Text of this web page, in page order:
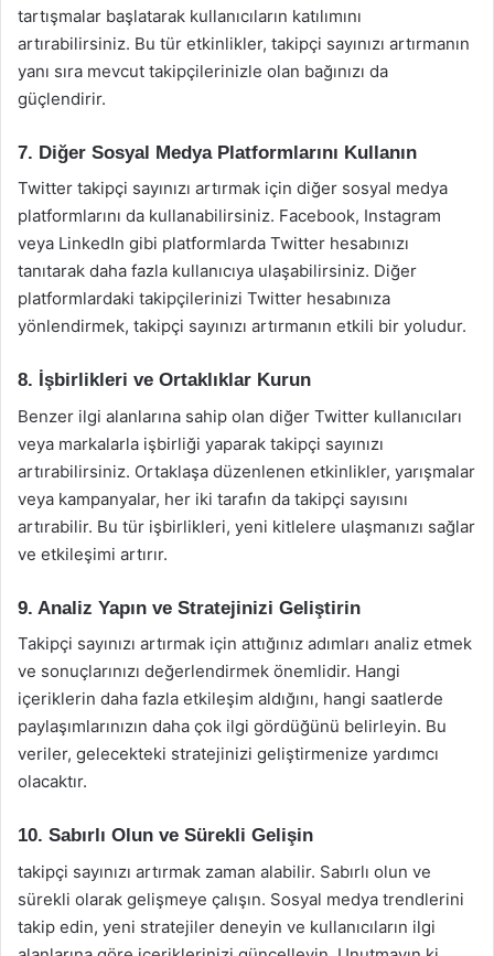
tartışmalar başlatarak kullanıcıların katılımını
artırabilirsiniz. Bu tür etkinlikler, takipçi sayınızı artırmanın
yanı sıra mevcut takipçilerinizle olan bağınızı da
güçlendirir.
7. Diğer Sosyal Medya Platformlarını Kullanın
Twitter takipçi sayınızı artırmak için diğer sosyal medya
platformlarını da kullanabilirsiniz. Facebook, Instagram
veya LinkedIn gibi platformlarda Twitter hesabınızı
tanıtarak daha fazla kullanıcıya ulaşabilirsiniz. Diğer
platformlardaki takipçilerinizi Twitter hesabınıza
yönlendirmek, takipçi sayınızı artırmanın etkili bir yoludur.
8. İşbirlikleri ve Ortaklıklar Kurun
Benzer ilgi alanlarına sahip olan diğer Twitter kullanıcıları
veya markalarla işbirliği yaparak takipçi sayınızı
artırabilirsiniz. Ortaklaşa düzenlenen etkinlikler, yarışmalar
veya kampanyalar, her iki tarafın da takipçi sayısını
artırabilir. Bu tür işbirlikleri, yeni kitlelere ulaşmanızı sağlar
ve etkileşimi artırır.
9. Analiz Yapın ve Stratejinizi Geliştirin
Takipçi sayınızı artırmak için attığınız adımları analiz etmek
ve sonuçlarınızı değerlendirmek önemlidir. Hangi
içeriklerin daha fazla etkileşim aldığını, hangi saatlerde
paylaşımlarınızın daha çok ilgi gördüğünü belirleyin. Bu
veriler, gelecekteki stratejinizi geliştirmenize yardımcı
olacaktır.
10. Sabırlı Olun ve Sürekli Gelişin
takipçi sayınızı artırmak zaman alabilir. Sabırlı olun ve
sürekli olarak gelişmeye çalışın. Sosyal medya trendlerini
takip edin, yeni stratejiler deneyin ve kullanıcıların ilgi